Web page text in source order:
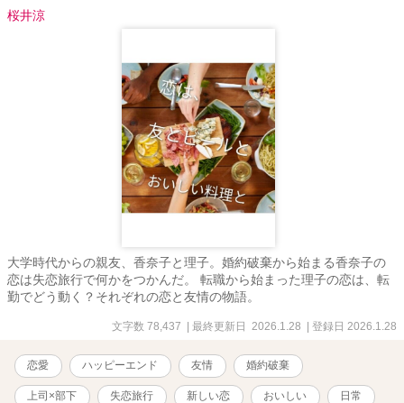
桜井涼
大学時代からの親友、香奈子と理子。婚約破棄から始まる香奈子の
恋は失恋旅行で何かをつかんだ。 転職から始まった理子の恋は、転
勤でどう動く？それぞれの恋と友情の物語。
文字数 78,437 | 最終更新日 2026.1.28 | 登録日 2026.1.28
恋愛 ハッピーエンド 友情 婚約破棄
上司×部下 失恋旅行 新しい恋 おいしい 日常